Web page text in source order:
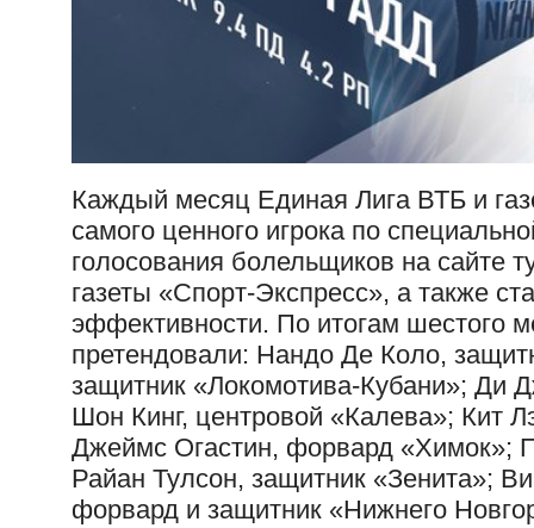
Каждый месяц Единая Лига ВТБ и
самого ценного игрока по
голосования болельщиков на сайте
газеты «Спорт-Экспресс», а также
эффективности. По итогам шестого
претендовали: Нандо Де Коло,
защитник «Локомотива-Кубани»; Ди
Шон Кинг, центровой «Калева»; Кит
Джеймс Огастин, форвард «Химок»;
Райан Тулсон, защитник «Зенита»;
форвард и защитник «Нижнего